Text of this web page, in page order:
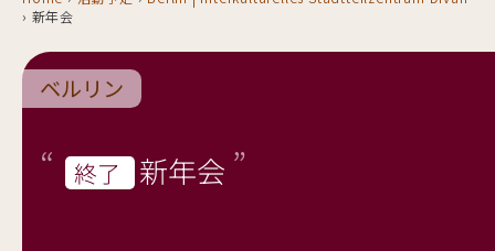
› 新年会
ベルリン
終了 新年会